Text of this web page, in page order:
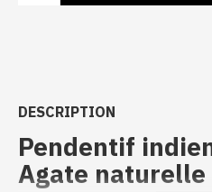
DESCRIPTION
Pendentif
Agate naturelle